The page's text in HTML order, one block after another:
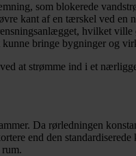
som blokerede
kant af en tærskel ved
hvilket
bringe bygninger og
at strømme ind i et
Da rørledningen
end den